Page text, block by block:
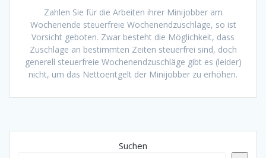
Zahlen Sie für die Arbeiten ihrer Minijobber am
Wochenende steuerfreie Wochenendzuschläge, so ist
Vorsicht geboten. Zwar besteht die Möglichkeit, dass
Zuschläge an bestimmten Zeiten steuerfrei sind, doch
generell steuerfreie Wochenendzuschläge gibt es (leider)
nicht, um das Nettoentgelt der Minijobber zu erhöhen.
Suchen